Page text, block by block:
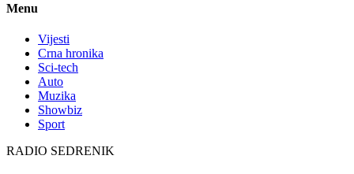
Menu
Vijesti
Crna hronika
Sci-tech
Auto
Muzika
Showbiz
Sport
RADIO SEDRENIK